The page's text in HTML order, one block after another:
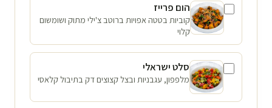
הום פרייז
קוביות בטטה אפויות ברוטב צ'ילי מתוק ושומשום
קלוי
סלט ישראלי
מלפפון, עגבניות ובצל קצוצים דק בתיבול קלאסי